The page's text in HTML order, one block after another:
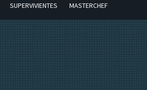
SUPERVIVIENTES MASTERCHEF